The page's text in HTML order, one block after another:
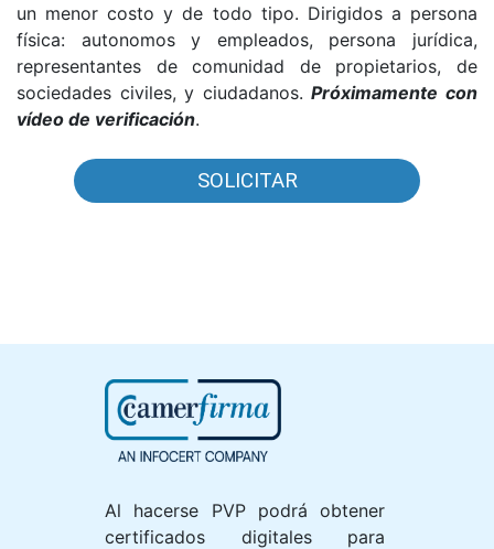
un menor costo y de todo tipo. Dirigidos a persona
física: autonomos y empleados, persona jurídica,
representantes de comunidad de propietarios, de
sociedades civiles, y ciudadanos.Próximamente con
vídeo de verificación.
SOLICITAR
Al hacerse PVP podrá obtener
certificados digitales para